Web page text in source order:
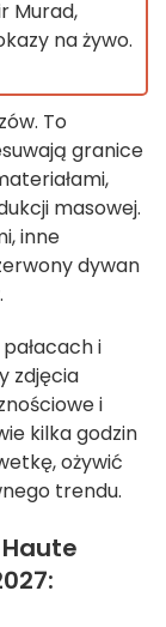
Murad,
na żywo.
To
granice
masowej.
inne
dywan
i
zdjęcia
i
kilka godzin
ożywić
trendu.